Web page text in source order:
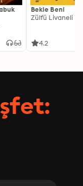
Bekle Beni
Zülfü Livaneli
4.2